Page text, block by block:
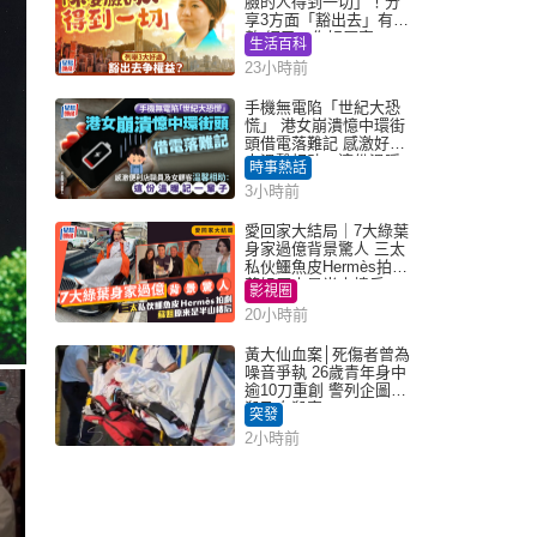
享3方面「豁出去」有著
數 網民：你好厲害
生活百科
23小時前
手機無電陷「世紀大恐
慌」 港女崩潰憶中環街
頭借電落難記 感激好心
人溫馨相助：這份溫暖
記一輩子｜Juicy叮
時事熱話
3小時前
愛回家大結局｜7大綠葉
身家過億背景驚人 三太
私伙鱷魚皮Hermès拍劇
蘇姐原來是半山樓后
影視圈
20小時前
黃大仙血案│死傷者曾為
噪音爭執 26歲青年身中
逾10刀重創 警列企圖謀
殺及自殺案
突發
2小時前